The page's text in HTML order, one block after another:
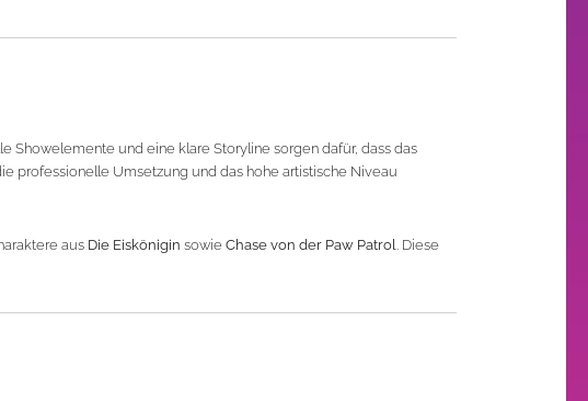
Showelemente und eine klare Storyline sorgen dafür, dass das
professionelle Umsetzung und das hohe artistische Niveau
aus Die Eiskönigin sowie Chase von der Paw Patrol. Diese